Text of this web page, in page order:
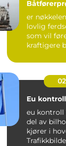
er
lovlig
som vil
kraftigere
Eu
eu kontroll
del av
kjører i